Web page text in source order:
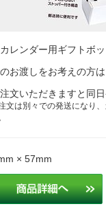
使っていたが、発注先での
けた為お願いしました。
建築
している
ーを10年くらい使ってま
レンダー用ギフトボッ
お渡しをお考えの方は
文いただきますと同日
文は別々での発送になり
× 57mm